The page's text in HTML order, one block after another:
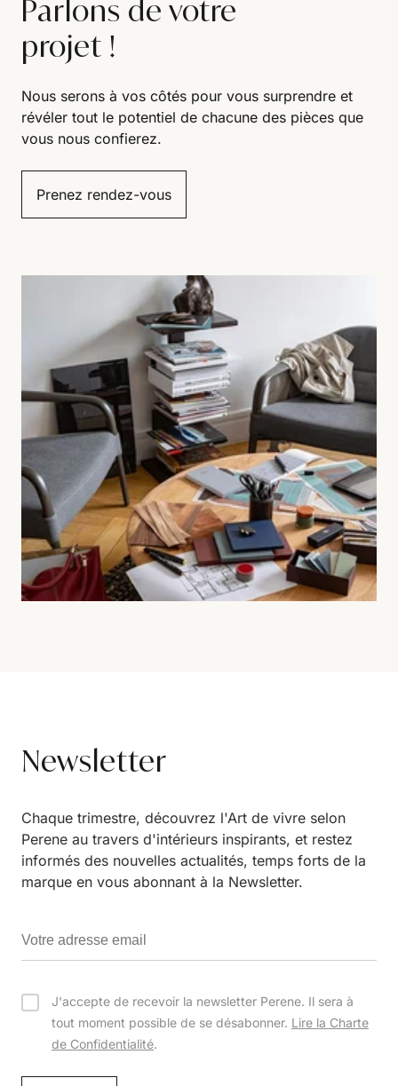
Parlons de votre
projet !
Nous serons à vos côtés pour vous surprendre et
révéler tout le potentiel de chacune des pièces que
vous nous confierez.
Prenez rendez-vous
Newsletter
Chaque trimestre, découvrez l'Art de vivre selon
Perene au travers d'intérieurs inspirants, et restez
informés des nouvelles actualités, temps forts de la
marque en vous abonnant à la Newsletter.
J'accepte de recevoir la newsletter Perene. Il sera à
tout moment possible de se désabonner. Lire la Charte
de Confidentialité.